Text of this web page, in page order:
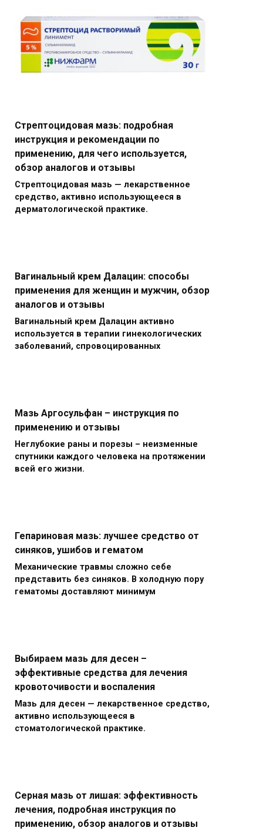
Стрептоцидовая мазь: подробная
инструкция и рекомендации по
применению, для чего используется,
обзор аналогов и отзывы
Стрептоцидовая мазь — лекарственное
средство, активно использующееся в
дерматологической практике.
Вагинальный крем Далацин: способы
применения для женщин и мужчин, обзор
аналогов и отзывы
Вагинальный крем Далацин активно
используется в терапии гинекологических
заболеваний, спровоцированных
Мазь Аргосульфан – инструкция по
применению и отзывы
Неглубокие раны и порезы – неизменные
спутники каждого человека на протяжении
всей его жизни.
Гепариновая мазь: лучшее средство от
синяков, ушибов и гематом
Механические травмы сложно себе
представить без синяков. В холодную пору
гематомы доставляют минимум
Выбираем мазь для десен –
эффективные средства для лечения
кровоточивости и воспаления
Мазь для десен — лекарственное средство,
активно использующееся в
стоматологической практике.
Серная мазь от лишая: эффективность
лечения, подробная инструкция по
применению, обзор аналогов и отзывы